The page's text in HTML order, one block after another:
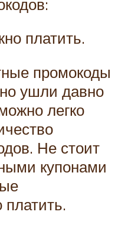
платить.
промокоды
ушли давно
легко
Не стоит
купонами